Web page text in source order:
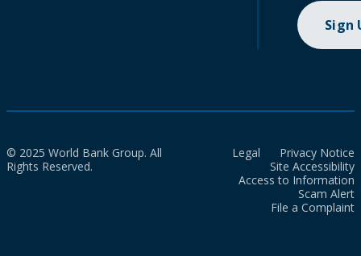
Sign
© 2025 World Bank Group. All
Rights Reserved.
Legal
Privacy Notice
Site Accessibility
Access to Information
Scam Alert
File a Complaint